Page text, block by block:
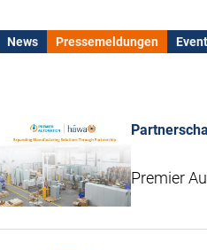
News Pressemeldungen
Premier